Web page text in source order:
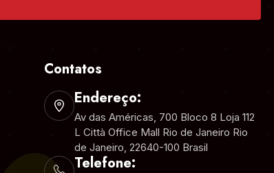
Contatos
Endereço:
Av das Américas, 700 Bloco 8 Loja 112
L Città Office Mall Rio de Janeiro Rio
de Janeiro, 22640-100 Brasil
Telefone: